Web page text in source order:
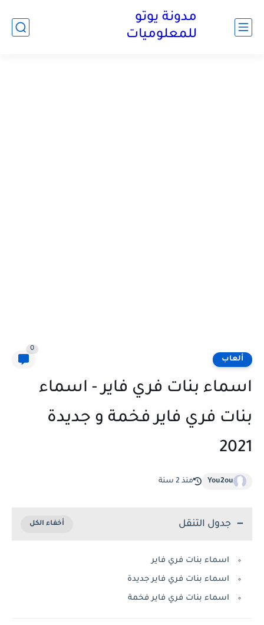
مدونة يوتو
للمعلوميات
ألعاب
0
اسماء بنات فري فاير - اسماء
بنات فري فاير فخمة و جديدة
2021
You2ou منذ 2 سنة
جدول التنقل
اسماء بنات فري فاير
اسماء بنات فري فاير جديدة
اسماء بنات فري فاير فخمة